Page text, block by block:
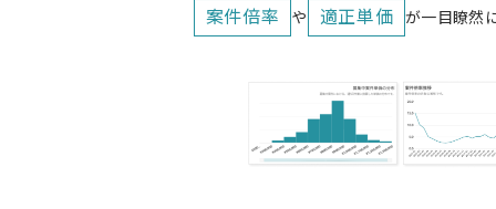
案件倍率 や 適正単価 が一目瞭然